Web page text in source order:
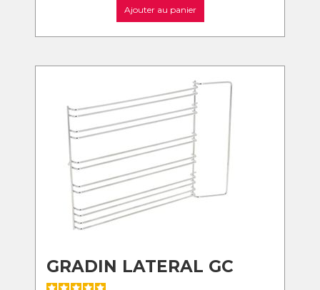
Ajouter au panier
GRADIN LATERAL GC